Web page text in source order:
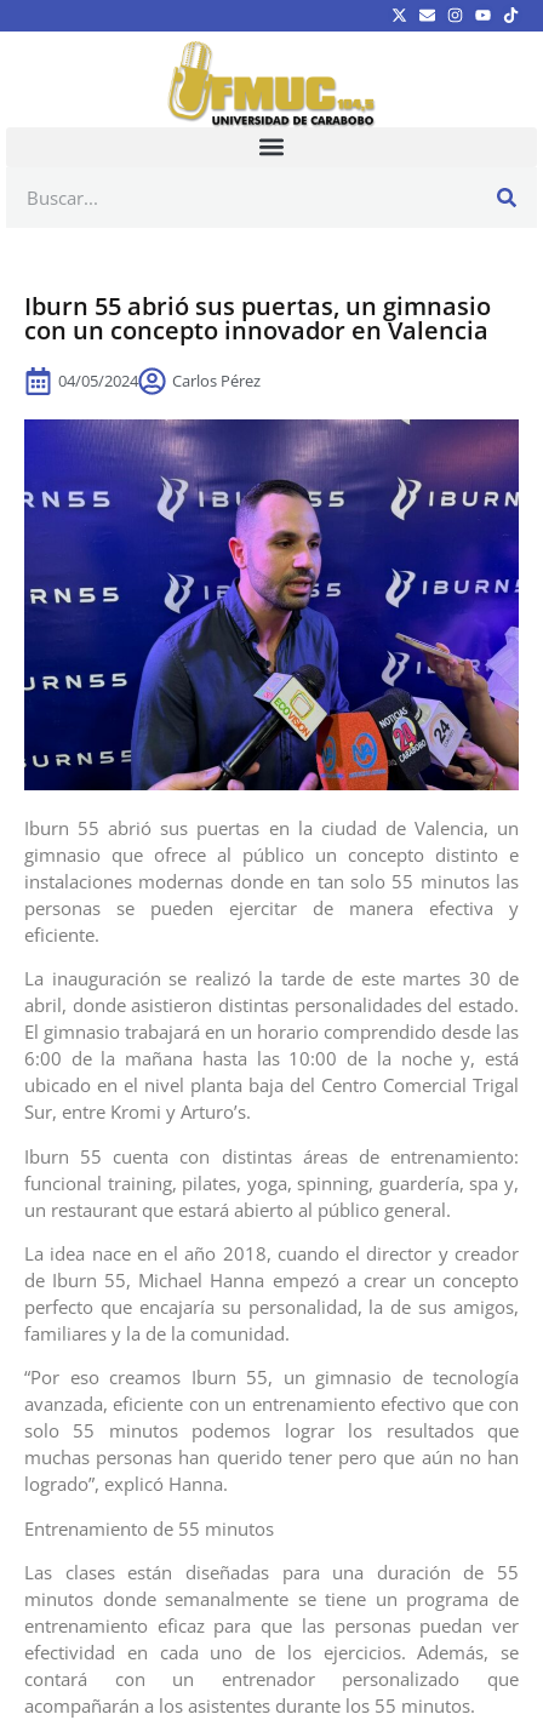
Iburn 55 abrió sus puertas, un gimnasio
con un concepto innovador en Valencia
04/05/2024 Carlos Pérez
Iburn 55 abrió sus puertas en la ciudad de Valencia, un
gimnasio que ofrece al público un concepto distinto e
instalaciones modernas donde en tan solo 55 minutos las
personas se pueden ejercitar de manera efectiva y
eficiente.
La inauguración se realizó la tarde de este martes 30 de
abril, donde asistieron distintas personalidades del estado.
El gimnasio trabajará en un horario comprendido desde las
6:00 de la mañana hasta las 10:00 de la noche y, está
ubicado en el nivel planta baja del Centro Comercial Trigal
Sur, entre Kromi y Arturo’s.
Iburn 55 cuenta con distintas áreas de entrenamiento:
funcional training, pilates, yoga, spinning, guardería, spa y,
un restaurant que estará abierto al público general.
La idea nace en el año 2018, cuando el director y creador
de Iburn 55, Michael Hanna empezó a crear un concepto
perfecto que encajaría su personalidad, la de sus amigos,
familiares y la de la comunidad.
“Por eso creamos Iburn 55, un gimnasio de tecnología
avanzada, eficiente con un entrenamiento efectivo que con
solo 55 minutos podemos lograr los resultados que
muchas personas han querido tener pero que aún no han
logrado”, explicó Hanna.
Entrenamiento de 55 minutos
Las clases están diseñadas para una duración de 55
minutos donde semanalmente se tiene un programa de
entrenamiento eficaz para que las personas puedan ver
efectividad en cada uno de los ejercicios. Además, se
contará con un entrenador personalizado que
acompañarán a los asistentes durante los 55 minutos.